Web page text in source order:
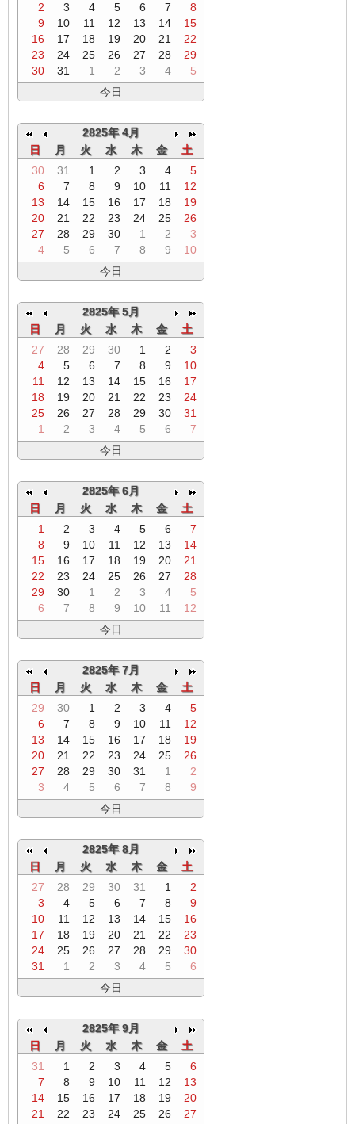
2
3 4 5 6 7
8
9
10 11 12 13 14
15
16
17 18 19 20 21
22
23
24 25 26 27 28
29
30
31 1 2 3 4
5
今日
2825年 4月
日
月 火 水 木 金
土
30
31 1 2 3 4
5
6
7 8 9 10 11
12
13
14 15 16 17 18
19
20
21 22 23 24 25
26
27
28 29 30 1 2
3
4
5 6 7 8 9
10
今日
2825年 5月
日
月 火 水 木 金
土
27
28 29 30 1 2
3
4
5 6 7 8 9
10
11
12 13 14 15 16
17
18
19 20 21 22 23
24
25
26 27 28 29 30
31
1
2 3 4 5 6
7
今日
2825年 6月
日
月 火 水 木 金
土
1
2 3 4 5 6
7
8
9 10 11 12 13
14
15
16 17 18 19 20
21
22
23 24 25 26 27
28
29
30 1 2 3 4
5
6
7 8 9 10 11
12
今日
2825年 7月
日
月 火 水 木 金
土
29
30 1 2 3 4
5
6
7 8 9 10 11
12
13
14 15 16 17 18
19
20
21 22 23 24 25
26
27
28 29 30 31 1
2
3
4 5 6 7 8
9
今日
2825年 8月
日
月 火 水 木 金
土
27
28 29 30 31 1
2
3
4 5 6 7 8
9
10
11 12 13 14 15
16
17
18 19 20 21 22
23
24
25 26 27 28 29
30
31
1 2 3 4 5
6
今日
2825年 9月
日
月 火 水 木 金
土
31
1 2 3 4 5
6
7
8 9 10 11 12
13
14
15 16 17 18 19
20
21
22 23 24 25 26
27